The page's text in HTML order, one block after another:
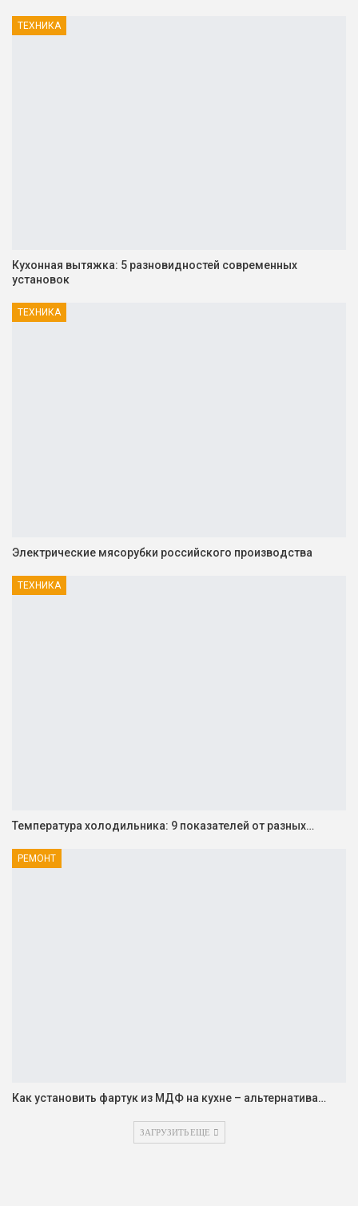
ТЕХНИКА
Кухонная вытяжка: 5 разновидностей современных
установок
ТЕХНИКА
Электрические мясорубки российского производства
ТЕХНИКА
Температура холодильника: 9 показателей от разных…
РЕМОНТ
Как установить фартук из МДФ на кухне – альтернатива…
ЗАГРУЗИТЬ ЕЩЕ